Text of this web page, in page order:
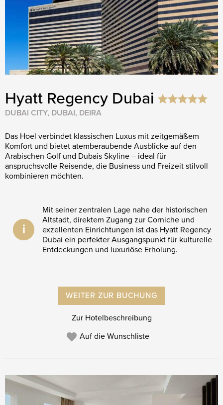
Hyatt Regency Dubai
DUBAI CITY, DUBAI, DEIRA
Das Hoel verbindet klassischen Luxus mit zeitgemäßem
Komfort und bietet atemberaubende Ausblicke auf den
Arabischen Golf und Dubais Skyline – ideal für
anspruchsvolle Reisende, die Business und Freizeit stilvoll
kombinieren möchten.
i
Mit seiner zentralen Lage nahe der historischen
Altstadt, direktem Zugang zur Corniche und
exzellenten Einrichtungen ist das Hyatt Regency
Dubai ein perfekter Ausgangspunkt für kulturelle
Entdeckungen und luxuriöse Erholung.
WEITER ZUR BUCHUNG
Zur Hotelbeschreibung
Auf die Wunschliste